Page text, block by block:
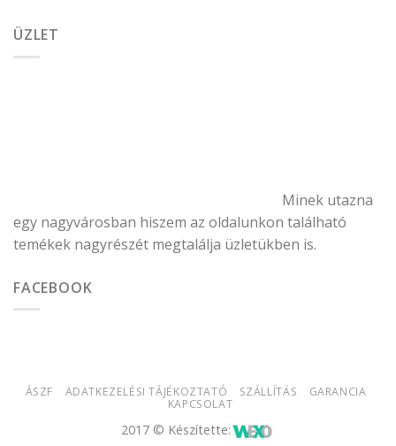
ÜZLET
Minek utazna
egy nagyvárosban hiszem az oldalunkon található
temékek nagyrészét megtalálja üzletükben is.
FACEBOOK
ÁSZF ADATKEZELÉSI TÁJÉKOZTATÓ SZÁLLÍTÁS
GARANCIA
KAPCSOLAT
2017 © Készítette: